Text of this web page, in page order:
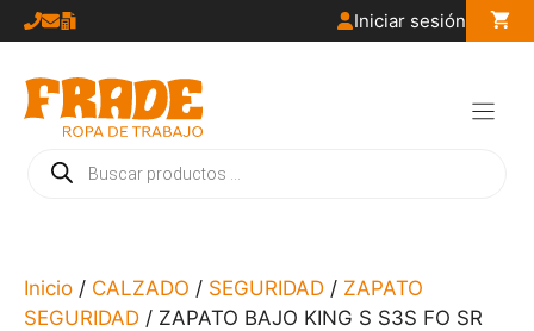
Saltar
al
contenido
Iniciar sesión
Búsqueda
de
Inicio / CALZADO / SEGURIDAD / ZAPATO
SEGURIDAD / ZAPATO BAJO KING S S3S FO SR